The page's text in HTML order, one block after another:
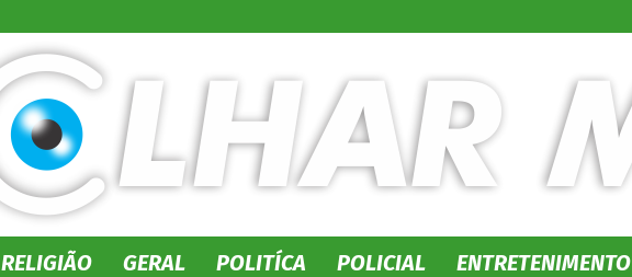
RELIGIÃO GERAL POLITÍCA POLICIAL ENTRETENIMENTO